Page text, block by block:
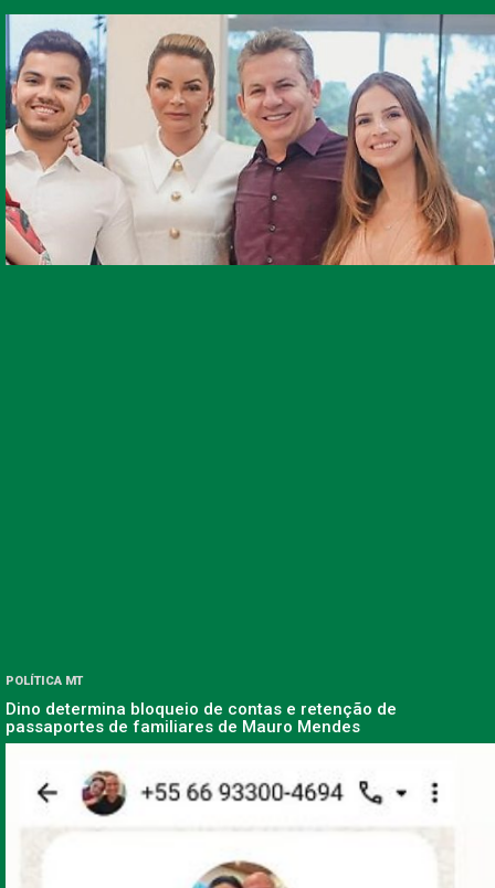
POLÍTICA MT
Dino determina bloqueio de contas e retenção de
passaportes de familiares de Mauro Mendes